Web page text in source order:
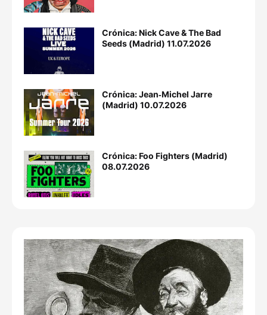
Crónica: Nick Cave & The Bad
Seeds (Madrid) 11.07.2026
Crónica: Jean‐Michel Jarre
(Madrid) 10.07.2026
Crónica: Foo Fighters (Madrid)
08.07.2026